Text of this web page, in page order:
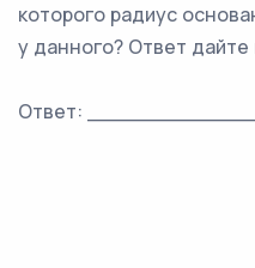
которого радиус
у данного? Ответ дайте
Ответ: